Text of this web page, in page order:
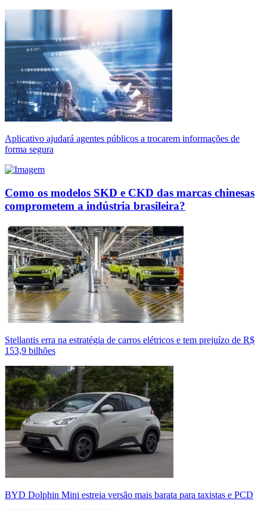
Aplicativo ajudará agentes públicos a trocarem informações de
forma segura
Como os modelos SKD e CKD das marcas chinesas
comprometem a indústria brasileira?
Stellantis erra na estratégia de carros elétricos e tem prejuízo de R$
153,9 bilhões
BYD Dolphin Mini estreia versão mais barata para taxistas e PCD